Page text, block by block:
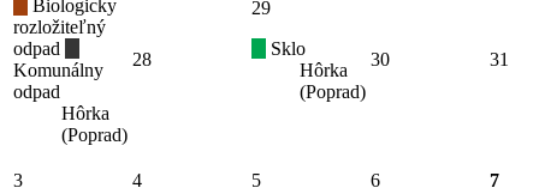
Biologicky
rozložiteľný
odpad
Komunálny
odpad
Hôrka
(Poprad)
28
29
Sklo
Hôrka
(Poprad)
30 31
3 4 5 6
7